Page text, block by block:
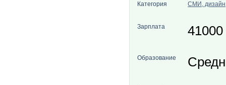
Категория СМИ,
Зарплата 41000
Образование